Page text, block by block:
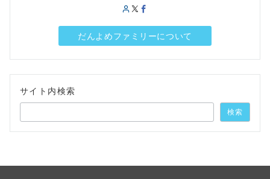
だんよめファミリーについて
サイト内検索
検索